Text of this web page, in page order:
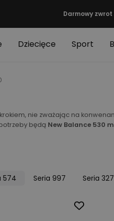
Darmowy
Dziecięce Sport
nie zważając na
będą New Balance 530
574 Seria 997 Seria 327